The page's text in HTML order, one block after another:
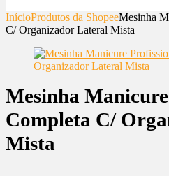
InícioProdutos da ShopeeMesinha
C/ Organizador Lateral Mista
Mesinha
Completa C/
Mista